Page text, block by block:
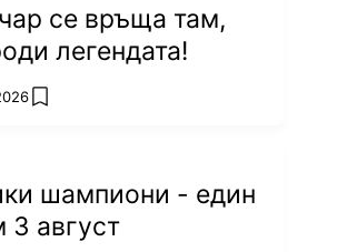
се връща там,
легендата!
add favorites
шампиони - един
3 август